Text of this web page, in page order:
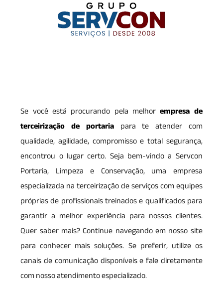
Se você está procurando pela melhorempresa de
terceirização de portariapara te atender com
qualidade, agilidade, compromisso e total segurança,
encontrou o lugar certo. Seja bem-vindo a Servcon
Portaria, Limpeza e Conservação, uma empresa
especializada na terceirização de serviços com equipes
próprias de profissionais treinados e qualificados para
garantir a melhor experiência para nossos clientes.
Quer saber mais? Continue navegando em nosso site
para conhecer mais soluções. Se preferir, utilize os
canais de comunicação disponíveis e fale diretamente
com nosso atendimento especializado.